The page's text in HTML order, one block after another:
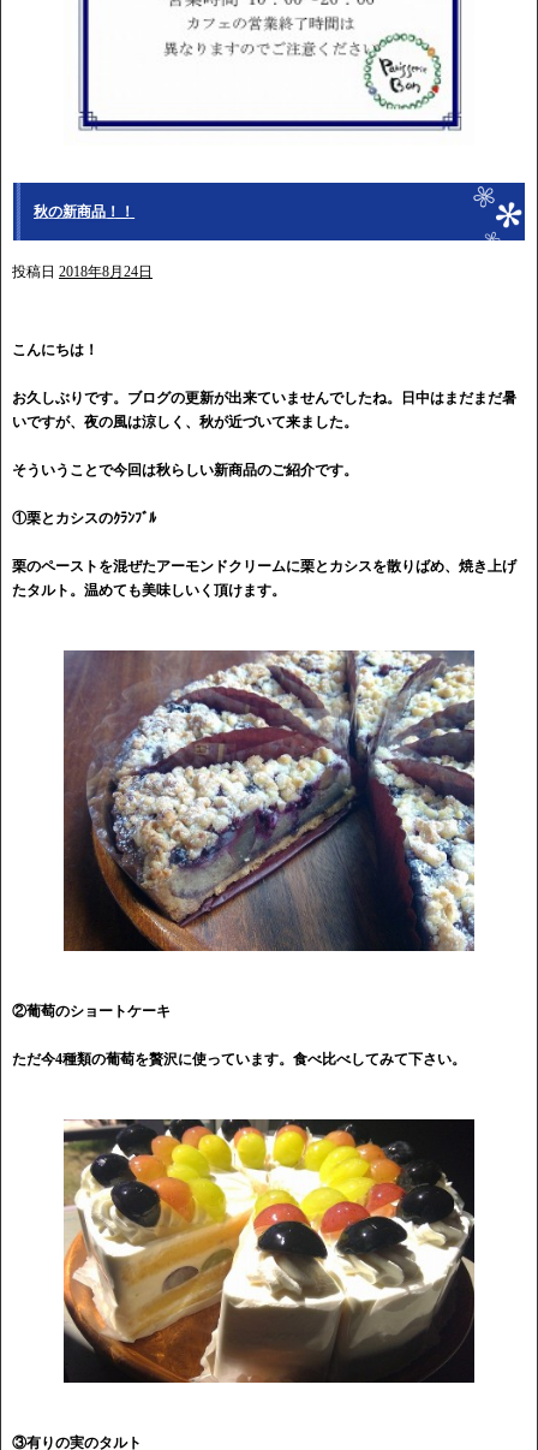
秋の新商品！！
投稿日 2018年8月24日
こんにちは！
お久しぶりです。ブログの更新が出来ていませんでしたね。
日中はまだまだ暑
いですが、夜の風は涼しく、秋が近づいて来ました。
そういうことで今回は秋らしい新商品のご紹介です。
①栗とカシスのｸﾗﾝﾌﾞﾙ
栗のペーストを混ぜたアーモンドクリームに栗とカシスを散りばめ、焼き上げ
たタルト。温めても美味しいく頂けます。
②葡萄のショートケーキ
ただ今4種類の葡萄を贅沢に使っています。食べ比べしてみて下さい。
③有りの実のタルト